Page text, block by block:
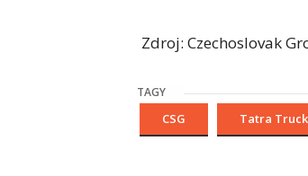
Zdroj: Czechoslovak
TAGY
CSG Tatra